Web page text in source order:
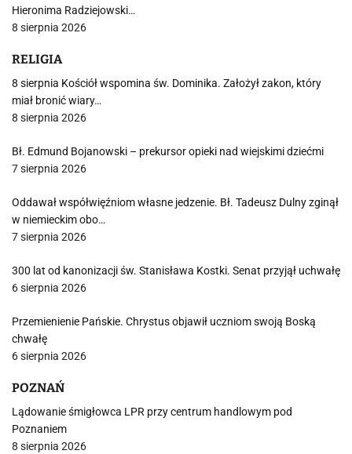
Hieronima Radziejowski…
8 sierpnia 2026
RELIGIA
8 sierpnia Kościół wspomina św. Dominika. Założył zakon, który
miał bronić wiary…
8 sierpnia 2026
Bł. Edmund Bojanowski – prekursor opieki nad wiejskimi dziećmi
7 sierpnia 2026
Oddawał współwięźniom własne jedzenie. Bł. Tadeusz Dulny zginął
w niemieckim obo…
7 sierpnia 2026
300 lat od kanonizacji św. Stanisława Kostki. Senat przyjął uchwałę
6 sierpnia 2026
Przemienienie Pańskie. Chrystus objawił uczniom swoją Boską
chwałę
6 sierpnia 2026
POZNAŃ
Lądowanie śmigłowca LPR przy centrum handlowym pod
Poznaniem
8 sierpnia 2026